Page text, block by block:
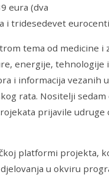
eura (dva
i tridesedevet
tema od medicine i
energije, tehnologije
i informacija vezanih
rata. Nositelji
prijavile udruge
platformi projekta,
u okviru